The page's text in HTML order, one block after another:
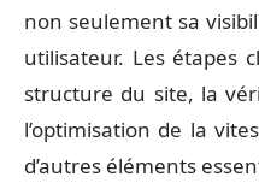
non seulement sa
utilisateur. Les étapes
structure du site, la
l’optimisation de la
d’autres éléments